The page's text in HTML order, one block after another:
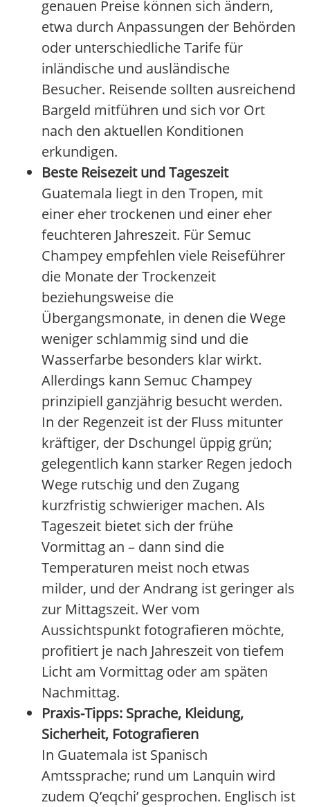
genauen Preise können sich ändern,
etwa durch Anpassungen der Behörden
oder unterschiedliche Tarife für
inländische und ausländische
Besucher. Reisende sollten ausreichend
Bargeld mitführen und sich vor Ort
nach den aktuellen Konditionen
erkundigen.
Beste Reisezeit und Tageszeit
Guatemala liegt in den Tropen, mit
einer eher trockenen und einer eher
feuchteren Jahreszeit. Für Semuc
Champey empfehlen viele Reiseführer
die Monate der Trockenzeit
beziehungsweise die
Übergangsmonate, in denen die Wege
weniger schlammig sind und die
Wasserfarbe besonders klar wirkt.
Allerdings kann Semuc Champey
prinzipiell ganzjährig besucht werden.
In der Regenzeit ist der Fluss mitunter
kräftiger, der Dschungel üppig grün;
gelegentlich kann starker Regen jedoch
Wege rutschig und den Zugang
kurzfristig schwieriger machen. Als
Tageszeit bietet sich der frühe
Vormittag an – dann sind die
Temperaturen meist noch etwas
milder, und der Andrang ist geringer als
zur Mittagszeit. Wer vom
Aussichtspunkt fotografieren möchte,
profitiert je nach Jahreszeit von tiefem
Licht am Vormittag oder am späten
Nachmittag.
Praxis-Tipps: Sprache, Kleidung,
Sicherheit, Fotografieren
In Guatemala ist Spanisch
Amtssprache; rund um Lanquin wird
zudem Q’eqchi’ gesprochen. Englisch ist